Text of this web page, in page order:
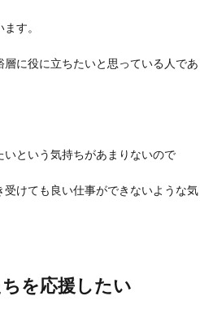
す。
に役に立ちたいと思っている人であ
という気持ちがあまりないので
けても良い仕事ができないような気
を応援したい